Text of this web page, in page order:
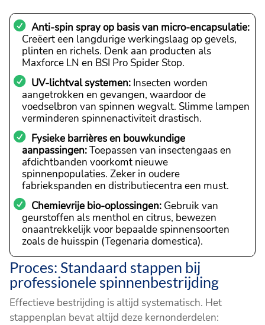
Anti-spin spray op basis van micro-encapsulatie:
Creëert een langdurige werkingslaag op gevels,
plinten en richels. Denk aan producten als
Maxforce LN en BSI Pro Spider Stop.
UV-lichtval systemen: Insecten worden
aangetrokken en gevangen, waardoor de
voedselbron van spinnen wegvalt. Slimme lampen
verminderen spinnenactiviteit drastisch.
Fysieke barrières en bouwkundige
aanpassingen:Toepassen van insectengaas en
afdichtbanden voorkomt nieuwe
spinnenpopulaties. Zeker in oudere
fabriekspanden en distributiecentra een must.
Chemievrije bio-oplossingen: Gebruik van
geurstoffen als menthol en citrus, bewezen
onaantrekkelijk voor bepaalde spinnensoorten
zoals de huisspin (Tegenaria domestica).
Proces: Standaard stappen bij
professionele spinnenbestrijding
Effectieve bestrijding is altijd systematisch. Het
stappenplan bevat altijd deze kernonderdelen: